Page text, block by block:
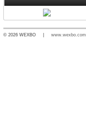
© 2026 WEXBO | www.wexbo.com